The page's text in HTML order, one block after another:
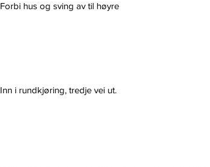
Forbi hus og sving av til høyre
Inn i rundkjøring, tredje vei ut.